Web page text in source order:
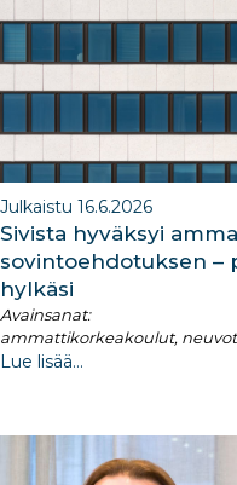
Julkaistu 16.6.2026
Sivista hyväksyi
sovintoehdotuksen –
hylkäsi
Avainsanat:
ammattikorkeakoulut,
Lue lisää...